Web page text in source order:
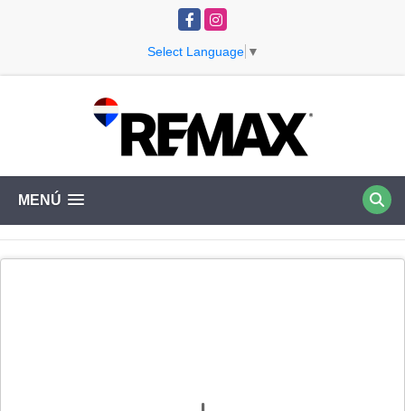
FacebookInstagram
Select Language ▼
MENÚ